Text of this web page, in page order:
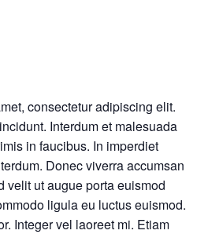
consectetur adipiscing elit.
Interdum et malesuada
in faucibus. In imperdiet
Donec viverra accumsan
velit ut augue porta euismod
ligula eu luctus euismod.
Integer vel laoreet mi. Etiam